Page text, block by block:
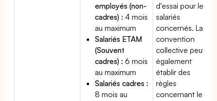
employés (non-
cadres) : 4 mois
au maximum
Salariés ETAM
(Souvent
cadres) : 6 mois
au maximum
Salariés cadres :
8 mois au
d'essai pour les
salariés
concernés. La
convention
collective peut
également
établir des
règles
concernant les